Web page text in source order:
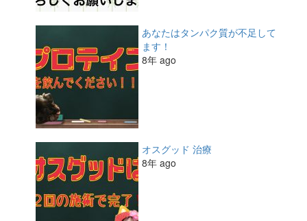
あなたはタンパク質が不足して
ます！
8年 ago
オスグッド 治療
8年 ago